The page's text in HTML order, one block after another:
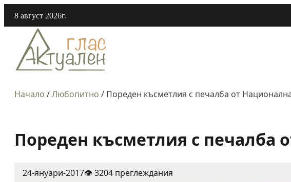
8 август 2026г.
Начало /Любопитно / Пореден късметлия с печалба от
Пореден късметлия с печалба
24-януари-2017👁️ 3204 преглеждания